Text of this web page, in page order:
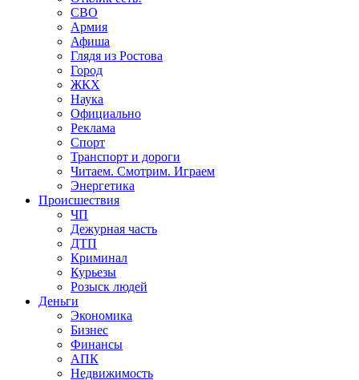
СВО
Армия
Афиша
Глядя из Ростова
Город
ЖКХ
Наука
Официально
Реклама
Спорт
Транспорт и дороги
Читаем. Смотрим. Играем
Энергетика
Происшествия
ЧП
Дежурная часть
ДТП
Криминал
Курьезы
Розыск людей
Деньги
Экономика
Бизнес
Финансы
АПК
Недвижимость